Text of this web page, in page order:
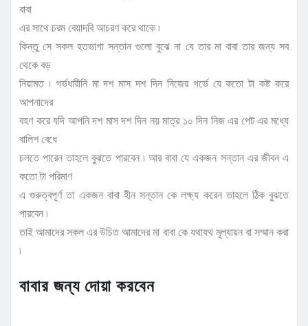
বাবা
এর সাথে চরম বেয়াদবি আচরণ করে থাকে ৷
কিন্তু সে সকল হতভাগা সন্তান গুলো বুঝে না যে তার মা বাবা তার জন্য সব
থেকে বড়
নিয়ামত ৷ গর্ভধারীনি মা দশ মাস দশ দিন নিজের গর্ভে যে কতো টা কষ্ট করে
আপনাদের
বহণ করে যদি আপনি দশ মাস দশ দিন নয় মাত্র ১০ দিন নিজ এর পেট এর মধ্যে
বালিশ বেধে
চলতে পারেন তাহলে বুঝতে পারবেন ৷ আর বাবা যে একজন সন্তান এর জীবন এ
কতো টা পরিমাণ
এ গুরুত্বপূর্ণ তা একজন বাবা হীন সন্তান কে লক্ষ্য করেন তাহলে ঠিক বুঝতে
পারবেন ৷
তাই আমাদের সকল এর উচিত আমাদের মা বাবা কে যথাযথ মূল্যায়ন বা সম্মান করা
৷
বাবার জন্য দোয়া করবেন